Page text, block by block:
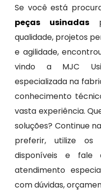
Se você está
peças usinadas
qualidade, projetos
e agilidade,
vindo a MJC
especializada na
conhecimento
vasta experiência.
soluções? Continue
preferir, utilize os
disponíveis e fale
atendimento
com dúvidas,